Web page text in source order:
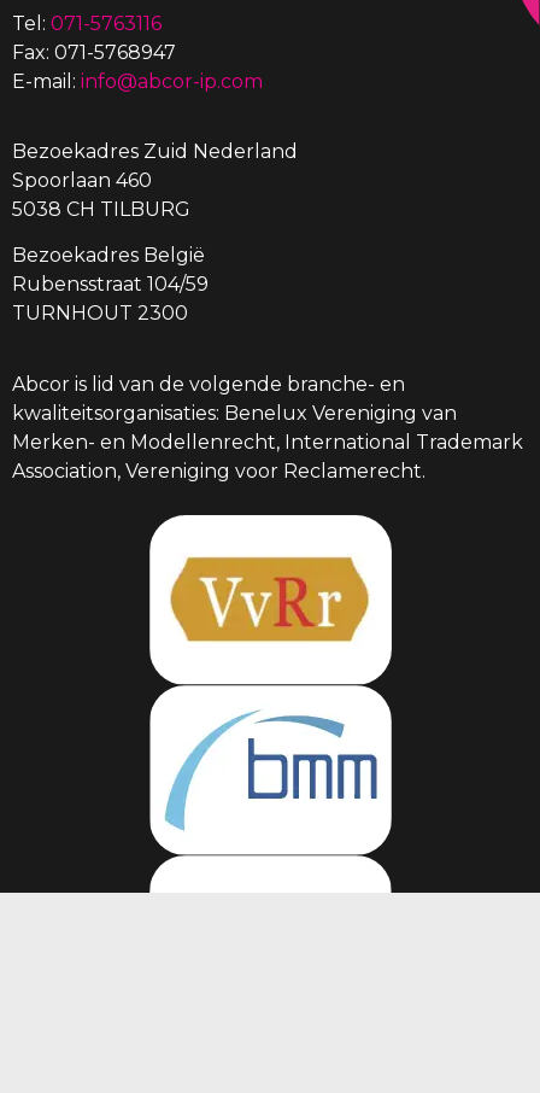
Tel: 071-5763116
Fax: 071-5768947
E-mail: info@abcor-ip.com
Bezoekadres Zuid Nederland
Spoorlaan 460
5038 CH TILBURG
Bezoekadres België
Rubensstraat 104/59
TURNHOUT 2300
Abcor is lid van de volgende branche- en
kwaliteitsorganisaties: Benelux Vereniging van
Merken- en Modellenrecht, International Trademark
Association, Vereniging voor Reclamerecht.